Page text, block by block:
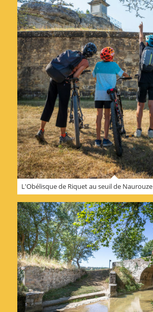
L'Obélisque de Riquet au seuil de Naurouze